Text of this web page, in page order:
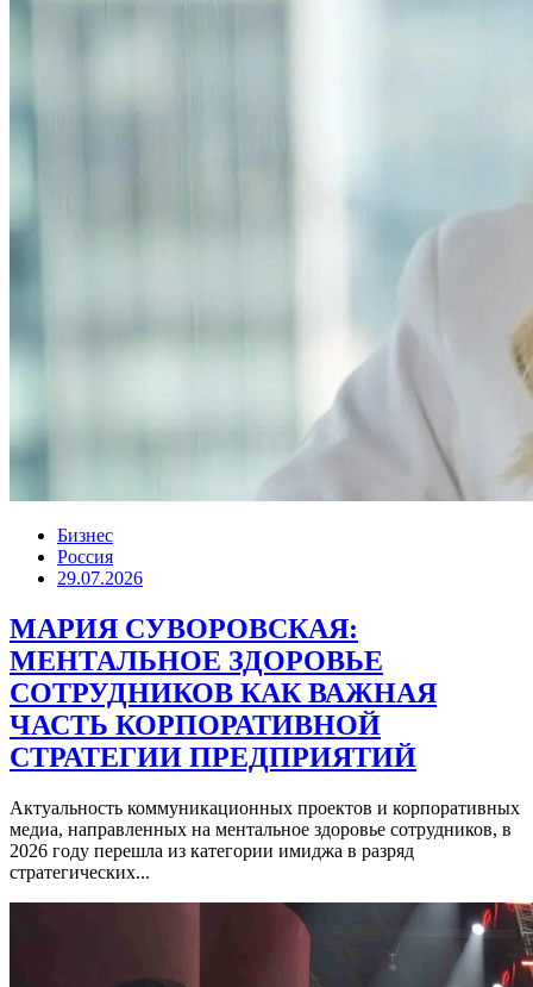
Бизнес
Россия
29.07.2026
МАРИЯ СУВОРОВСКАЯ:
МЕНТАЛЬНОЕ ЗДОРОВЬЕ
СОТРУДНИКОВ КАК ВАЖНАЯ
ЧАСТЬ КОРПОРАТИВНОЙ
СТРАТЕГИИ ПРЕДПРИЯТИЙ
Актуальность коммуникационных проектов и корпоративных
медиа, направленных на ментальное здоровье сотрудников, в
2026 году перешла из категории имиджа в разряд
стратегических...